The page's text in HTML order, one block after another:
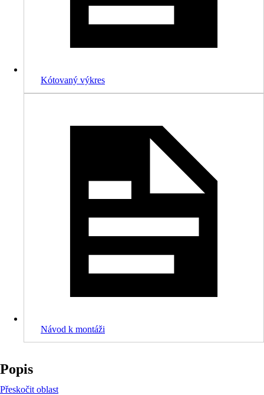
Kótovaný výkres
Návod k montáži
Popis
Přeskočit oblast